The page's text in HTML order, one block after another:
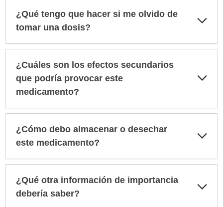
¿Qué tengo que hacer si me olvido de
tomar una dosis?
¿Cuáles son los efectos secundarios
que podría provocar este
medicamento?
¿Cómo debo almacenar o desechar
este medicamento?
¿Qué otra información de importancia
debería saber?